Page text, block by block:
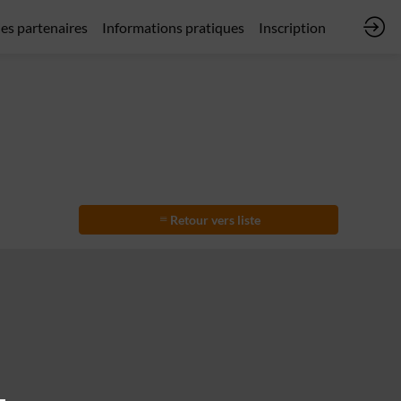
partenaires Informations pratiques Inscription
Retour vers liste